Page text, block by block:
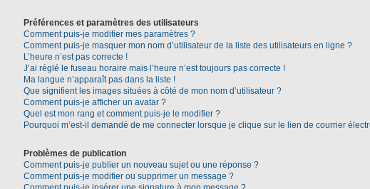
Préférences et paramètres des utilisateurs
Comment puis-je modifier mes paramètres ?
Comment puis-je masquer mon nom d’utilisateur de la liste des utilisateurs en ligne ?
L’heure n’est pas correcte !
J’ai réglé le fuseau horaire mais l’heure n’est toujours pas correcte !
Ma langue n’apparaît pas dans la liste !
Que signifient les images situées à côté de mon nom d’utilisateur ?
Comment puis-je afficher un avatar ?
Quel est mon rang et comment puis-je le modifier ?
Pourquoi m’est-il demandé de me connecter lorsque je clique sur le lien de courrier
Problèmes de publication
Comment puis-je publier un nouveau sujet ou une réponse ?
Comment puis-je modifier ou supprimer un message ?